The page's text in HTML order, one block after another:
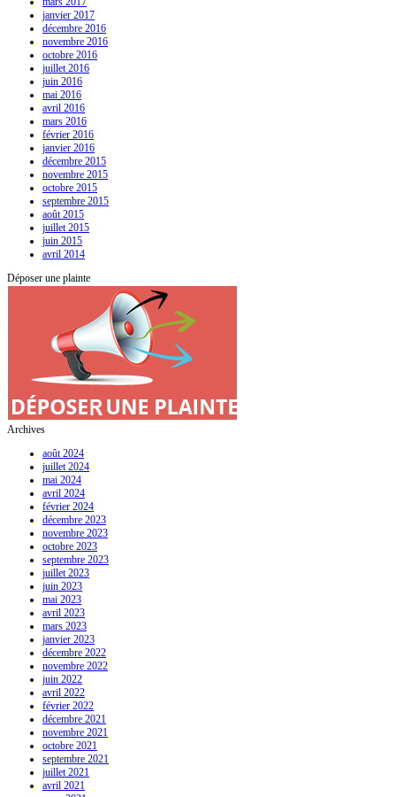
janvier 2017
décembre 2016
novembre 2016
octobre 2016
juillet 2016
juin 2016
mai 2016
avril 2016
mars 2016
février 2016
janvier 2016
décembre 2015
novembre 2015
octobre 2015
septembre 2015
août 2015
juillet 2015
juin 2015
avril 2014
Déposer une plainte
Archives
août 2024
juillet 2024
mai 2024
avril 2024
février 2024
décembre 2023
novembre 2023
octobre 2023
septembre 2023
juillet 2023
juin 2023
mai 2023
avril 2023
mars 2023
janvier 2023
décembre 2022
novembre 2022
juin 2022
avril 2022
février 2022
décembre 2021
novembre 2021
octobre 2021
septembre 2021
juillet 2021
avril 2021